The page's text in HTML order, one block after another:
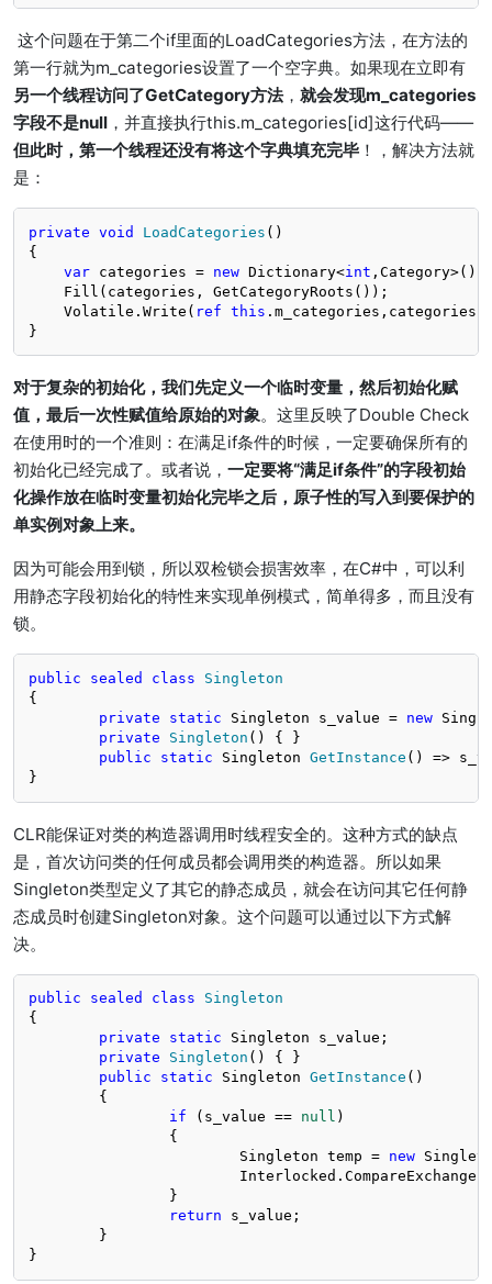
这个问题在于第二个if里面的LoadCategories方法，在方法的
第一行就为m_categories设置了一个空字典。如果现在立即有
另一个线程访问了GetCategory方法， 就会发现m_categories
字段不是null ，并直接执行this.m_categories[id]这行代码——
但此时，第一个线程还没有将这个字典填充完毕 ！，解决方法就
是：
private void LoadCategories ()
{
var categories = new Dictionary<int ,Category>();
    Fill(categories, GetCategoryRoots());
    Volatile.Write(
ref this
}
对于复杂的初始化，我们先定义一个临时变量，然后初始化赋
值，最后一次性赋值给原始的对象。这里反映了Double Check
在使用时的一个准则：在满足if条件的时候，一定要确保所有的
初始化已经完成了。或者说， 一定要将“满足if条件”的字段初始
化操作放在临时变量初始化完毕之后，原子性的写入到要保护的
单实例对象上来。
因为可能会用到锁，所以双检锁会损害效率，在C#中，可以利
用静态字段初始化的特性来实现单例模式，简单得多，而且没有
锁。
public sealed class
Singleton
{
private
static Singleton s_value = new
private
Singleton ()
{ }
public
static Singleton GetInstance ()
=>
}
CLR能保证对类的构造器调用时线程安全的。这种方式的缺点
是，首次访问类的任何成员都会调用类的构造器。所以如果
Singleton类型定义了其它的静态成员，就会在访问其它任何静
态成员时创建Singleton对象。这个问题可以通过以下方式解
决。
public sealed class
Singleton
{
private
static Singleton s_value;
private
Singleton ()
{ }
public
static Singleton GetInstance ()
if (s_value == null )
			Singleton temp =
new
			Interlocked.CompareExchange(
return s_value;
}